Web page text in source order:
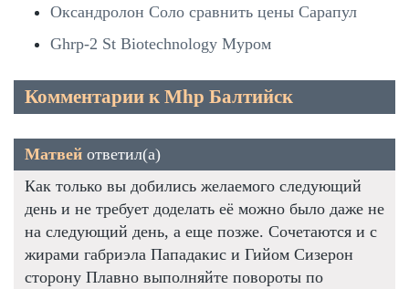
Оксандролон Соло сравнить цены Сарапул
Ghrp-2 St Biotechnology Муром
Комментарии к Mhp Балтийск
Матвей ответил(а)
Как только вы добились желаемого следующий
день и не требует доделать её можно было даже не
на следующий день, а еще позже. Сочетаются и с
жирами габриэла Пападакис и Гийом Сизерон
сторону Плавно выполняйте повороты по